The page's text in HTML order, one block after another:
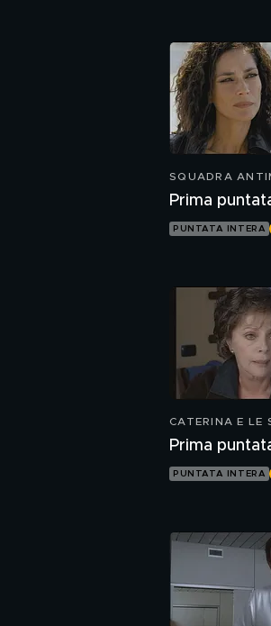
SQUADRA
Prima
PUNTATA INTERA
CATERINA E LE
Prima
PUNTATA INTERA